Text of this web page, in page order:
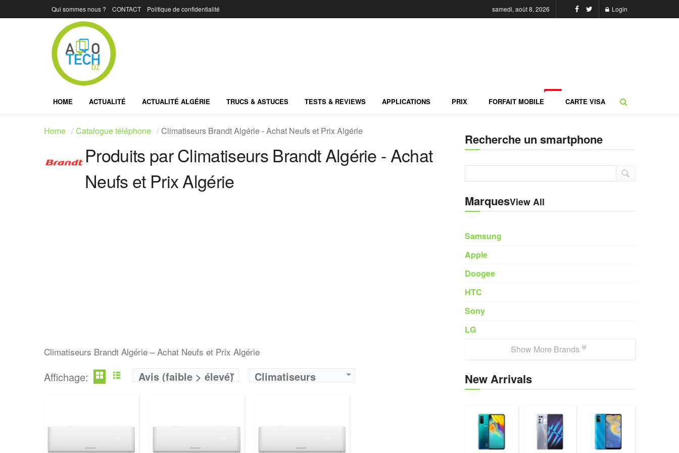
Qui sommes nous ? CONTACT Politique de confidentialité samedi, août 8, 2026 Login
HOME ACTUALITÉ ACTUALITÉ ALGÉRIE TRUCS & ASTUCES TESTS & REVIEWS APPLICATIONS PRIX FORFAIT MOBILE CARTE VISA
Home Catalogue téléphone Climatiseurs Brandt Algérie - Achat Neufs et Prix Algérie
Produits par Climatiseurs Brandt Algérie - Achat
Neufs et Prix Algérie
Climatiseurs Brandt Algérie – Achat Neufs et Prix Algérie
Affichage: Avis (faible > élevé) Climatiseurs
Recherche un smartphone
MarquesView All
Samsung
Apple
Doogee
HTC
Sony
LG
Show More Brands
New Arrivals